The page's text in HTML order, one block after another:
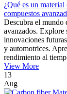
¿Qué es un
compuestos
Descubra el mundo
avanzados. Explore
innovaciones
y automotrices.
rendimiento al
View More
13
Aug